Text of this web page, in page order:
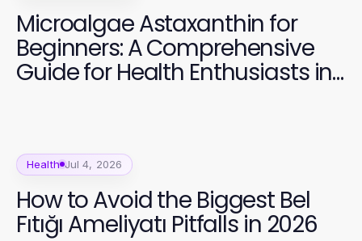
Microalgae Astaxanthin for
Beginners: A Comprehensive
Guide for Health Enthusiasts in
Health Jul 4, 2026
How to Avoid the Biggest Bel
Fıtığı Ameliyatı Pitfalls in 2026